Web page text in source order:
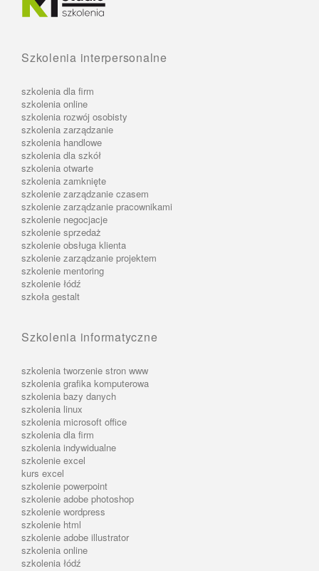
Szkolenia interpersonalne
szkolenia dla firm
szkolenia online
szkolenia rozwój osobisty
szkolenia zarządzanie
szkolenia handlowe
szkolenia dla szkół
szkolenia otwarte
szkolenia zamknięte
szkolenie zarządzanie czasem
szkolenie zarządzanie pracownikami
szkolenie negocjacje
szkolenie sprzedaż
szkolenie obsługa klienta
szkolenie zarządzanie projektem
szkolenie mentoring
szkolenie łódź
szkoła gestalt
Szkolenia informatyczne
szkolenia tworzenie stron www
szkolenia grafika komputerowa
szkolenia bazy danych
szkolenia linux
szkolenia microsoft office
szkolenia dla firm
szkolenia indywidualne
szkolenie excel
kurs excel
szkolenie powerpoint
szkolenie adobe photoshop
szkolenie wordpress
szkolenie html
szkolenie adobe illustrator
szkolenia online
szkolenia łódź